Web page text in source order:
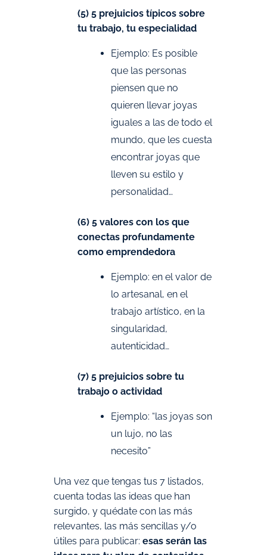
(5) 5 prejuicios típicos sobre
tu trabajo, tu especialidad
Ejemplo: Es posible
que las personas
piensen que no
quieren llevar joyas
iguales a las de todo el
mundo, que les cuesta
encontrar joyas que
lleven su estilo y
personalidad…
(6) 5 valores con los que
conectas profundamente
como emprendedora
Ejemplo: en el valor de
lo artesanal, en el
trabajo artístico, en la
singularidad,
autenticidad…
(7) 5 prejuicios sobre tu
trabajo o actividad
Ejemplo: “las joyas son
un lujo, no las
necesito”
Una vez que tengas tus 7 listados,
cuenta todas las ideas que han
surgido, y quédate con las más
relevantes, las más sencillas y/o
útiles para publicar: esas serán las